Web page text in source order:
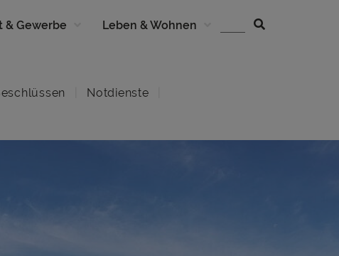
& Gewerbe Leben & Wohnen
Notdienste